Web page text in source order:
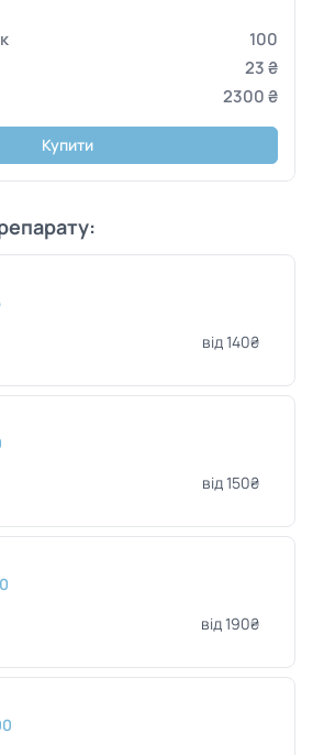
100
23 ₴
2300 ₴
Купити
від 140₴
від 150₴
від 190₴